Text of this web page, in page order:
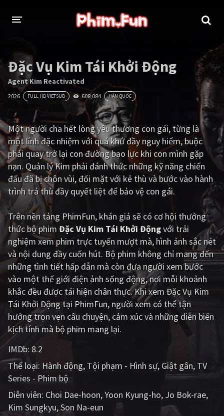
THỂ LOẠI
Thần thoại - Cổ trang
Tâm lý Chiến tranh
Võ thuật - Kiếm hiệp Nhạc kịch
Kinh dị Tội phạm - Hình sự
Phiêu lưu Hài hước
Viễn tưởng Khoa học - Tài liệu
Hoạt hình
Tình cảm - Lãng mạn Kỳ ảo
Giật gân Gia đình
Bí ẩn Lịch sử
Viễn Tây Tiểu sử
GameShow DramaTV
QUỐC GIA
Âu - Mỹ
Hàn Quốc Nhật Bản
Ấn Độ Việt Nam
Tổng hợp
Đặc Vụ Kim Tái Khởi Động
Agent Kim Reactivated
2026 FULL HD VIETSUB 608,084 HÀN QUỐC
Một người cha hết lòng yêu thương con gái, từng là
một lính đặc nhiệm với quá khứ đầy nguy hiểm, buộc
phải quay trở lại con đường bạo lực khi con mình gặp
nạn. Quản lý Kim phải đánh thức những kỹ năng chiến
đấu đã bị chôn vùi, đối mặt với kẻ thù và bước vào hành
trình trả thù đầy quyết liệt để bảo vệ con gái.
Trên nền tảng PhimFun, khán giả sẽ có cơ hội thưởng
thức bộ phim Đặc Vụ Kim Tái Khởi Độngvới trải
nghiệm xem phim trực tuyến mượt mà, hình ảnh sắc nét
và nội dung đầy cuốn hút. Bộ phim không chỉ mang đến
những tình tiết hấp dẫn mà còn đưa người xem bước
vào một thế giới điện ảnh sống động, nơi mỗi khoảnh
khắc đều được tái hiện chân thực. Khi xem Đặc Vụ Kim
Tái Khởi Động tại PhimFun, người xem có thể tận
hưởng trọn vẹn câu chuyện, cảm xúc và những diễn biến
kịch tính mà bộ phim mang lại.
IMDb: 8.2
Thể loại: Hành động Tội phạm - Hình sự Giật gân TV
Series - Phim bộ
Diễn viên: Choi Dae-hoon Yoon Kyung-ho Jo Bok-rae
Kim Sungkyu Son Na-eun